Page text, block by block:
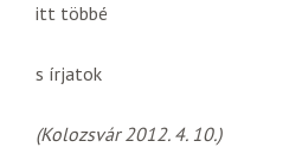
itt többé
s írjatok
(Kolozsvár 2012. 4. 10.)